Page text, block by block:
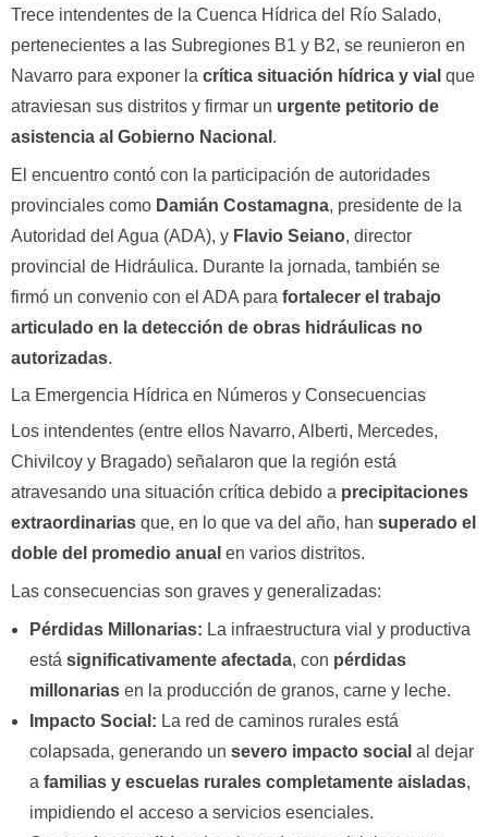
Trece intendentes de la Cuenca Hídrica del Río Salado,
pertenecientes a las Subregiones B1 y B2, se reunieron en
Navarro para exponer la crítica situación hídrica y vial que
atraviesan sus distritos y firmar un urgente petitorio de
asistencia al Gobierno Nacional .
El encuentro contó con la participación de autoridades
provinciales como Damián Costamagna, presidente de la
Autoridad del Agua (ADA), y Flavio Seiano, director
provincial de Hidráulica. Durante la jornada, también se
firmó un convenio con el ADA para fortalecer el trabajo
articulado en la detección de obras hidráulicas no
autorizadas.
La Emergencia Hídrica en Números y Consecuencias
Los intendentes (entre ellos Navarro, Alberti, Mercedes,
Chivilcoy y Bragado) señalaron que la región está
atravesando una situación crítica debido a precipitaciones
extraordinarias que, en lo que va del año, han superado el
doble del promedio anual en varios distritos.
Las consecuencias son graves y generalizadas:
Pérdidas Millonarias: La infraestructura vial y productiva
estásignificativamente afectada, con pérdidas
millonarias en la producción de granos, carne y leche.
Impacto Social: La red de caminos rurales está
colapsada, generando unsevero impacto social al dejar
afamilias y escuelas rurales completamente aisladas,
impidiendo el acceso a servicios esenciales.